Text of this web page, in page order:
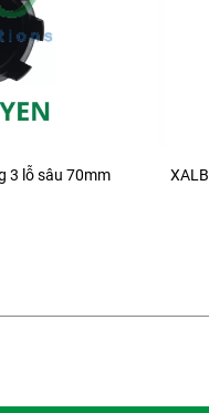
3 lỗ sâu 70mm